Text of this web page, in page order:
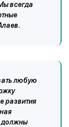
всегда
любую
развития
должны